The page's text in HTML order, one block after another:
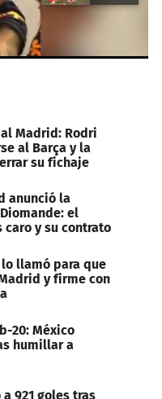
Madrid: Rodri
al Barça y la
su fichaje
anunció la
el
caro y su contrato
llamó para que
y firme con
20: México
humillar a
921 goles tras